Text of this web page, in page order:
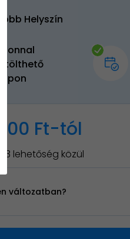
Több Helyszín
Azonnal
letölthető
kupon
Ft-tól
3 lehetőség közül
változatban?